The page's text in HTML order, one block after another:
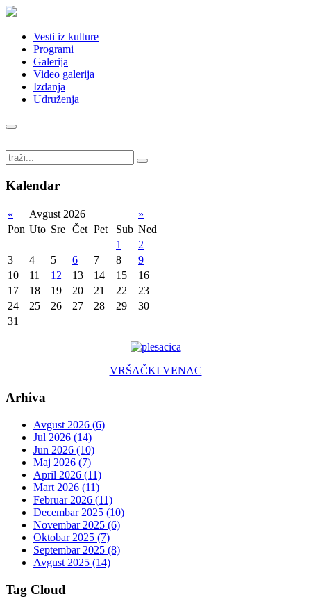
Vesti iz kulture
Programi
Galerija
Video galerija
Izdanja
Udruženja
Kalendar
« Avgust 2026
»
Pon Uto Sre Čet Pet Sub Ned
1
2
3
4 5 6 7 8
9
10
11 12 13 14 15
16
17
18 19 20 21 22
23
24
25 26 27 28 29
30
31
VRŠAČKI VENAC
Arhiva
Avgust 2026 (6)
Jul 2026 (14)
Jun 2026 (10)
Maj 2026 (7)
April 2026 (11)
Mart 2026 (11)
Februar 2026 (11)
Decembar 2025 (10)
Novembar 2025 (6)
Oktobar 2025 (7)
Septembar 2025 (8)
Avgust 2025 (14)
Tag Cloud